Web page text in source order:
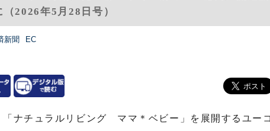
2026年5月28日号）
新聞
EC
ナチュラルリビング ママ＊ベビー」を展開するユーコ